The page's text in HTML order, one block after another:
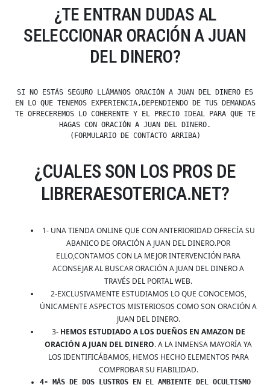
¿TE ENTRAN DUDAS AL
SELECCIONAR ORACIÓN A JUAN
DEL DINERO?
SI NO ESTÁS SEGURO LLÁMANOS ORACIÓN A JUAN DEL DINERO ES
EN LO QUE TENEMOS EXPERIENCIA,DEPENDIENDO DE TUS DEMANDAS
TE OFRECEREMOS LO COHERENTE Y EL PRECIO IDEAL PARA QUE TE
HAGAS CON ORACIÓN A JUAN DEL DINERO.
(FORMULARIO DE CONTACTO ARRIBA)
¿CUALES SON LOS PROS DE
LIBRERAESOTERICA.NET?
1- UNA TIENDA ONLINE QUE CON ANTERIORIDAD OFRECÍA SU
ABANICO DE ORACIÓN A JUAN DEL DINERO.POR
ELLO,CONTAMOS CON LA MEJOR INTERVENCIÓN PARA
ACONSEJAR AL BUSCAR ORACIÓN A JUAN DEL DINERO A
TRAVÉS DEL PORTAL WEB.
2-EXCLUSIVAMENTE ESTUDIAMOS LO QUE CONOCEMOS,
ÚNICAMENTE ASPECTOS MISTERIOSOS COMO SON ORACIÓN A
JUAN DEL DINERO.
3- HEMOS ESTUDIADO A LOS DUEÑOS EN AMAZON DE
ORACIÓN A JUAN DEL DINERO. A LA INMENSA MAYORÍA YA
LOS IDENTIFICÁBAMOS, HEMOS HECHO ELEMENTOS PARA
COMPROBAR SU FIABILIDAD.
4- MÁS DE DOS LUSTROS EN EL AMBIENTE DEL OCULTISMO